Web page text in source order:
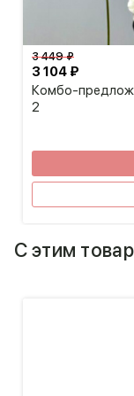
Комбо-
2
3 104 ₽
3 449 ₽
С этим